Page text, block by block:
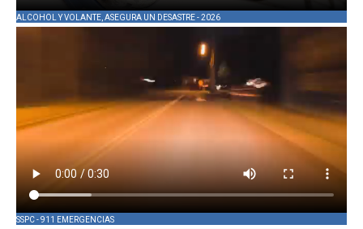
ALCOHOL Y VOLANTE, ASEGURA UN DESASTRE - 2026
SSPC - 911 EMERGENCIAS